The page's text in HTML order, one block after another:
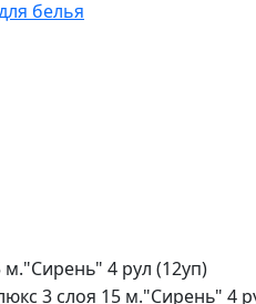
белья
м."Сирень" 4 рул (12уп)